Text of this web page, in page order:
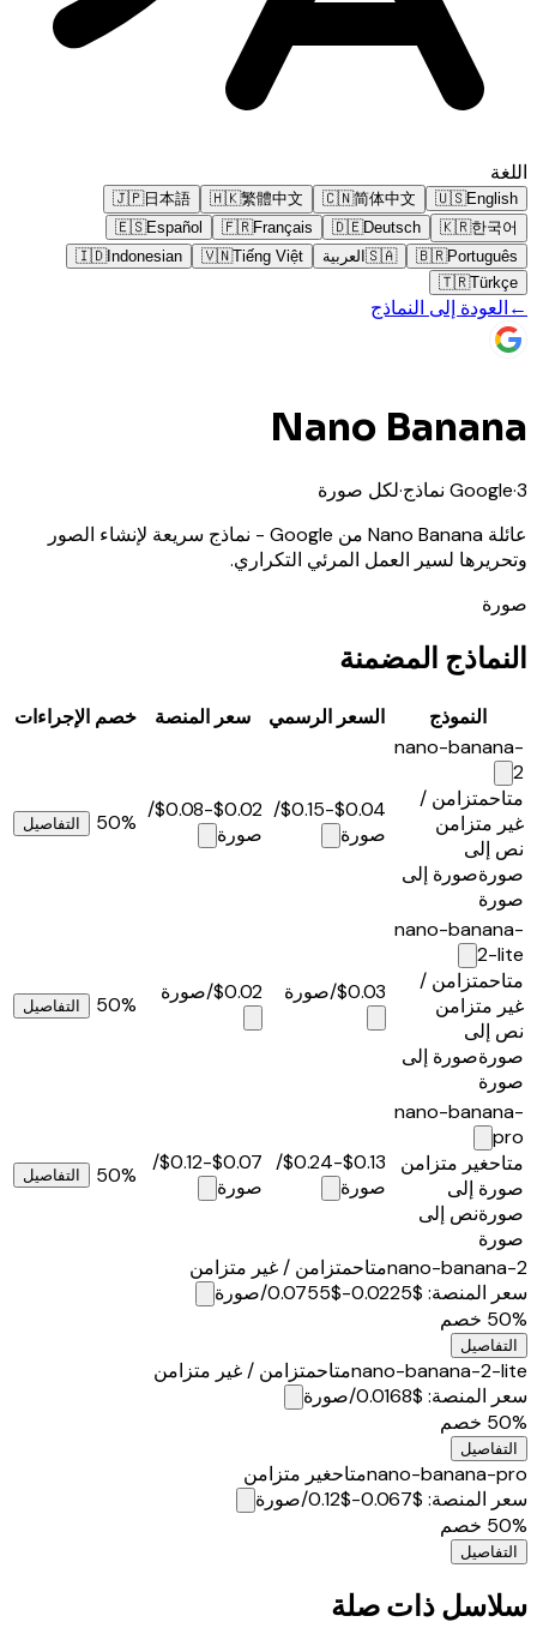
اللغة
🇺🇸English
🇨🇳简体中文
🇭🇰繁體中文
🇯🇵日本語
🇰🇷한국어
🇩🇪Deutsch
🇫🇷Français
🇪🇸Español
🇧🇷Português
🇸🇦 العربية 🇻🇳Tiếng Việt
🇮🇩Indonesian
🇹🇷Türkçe
←العودة إلى النماذج
Nano Banana
Google·3 نماذج·لكل صورة
عائلة Nano Banana من Google - نماذج سريعة لإنشاء الصور
وتحريرها لسير العمل المرئي التكراري.
صورة
النماذج المضمنة
النموذج السعر الرسمي سعر المنصة خصم الإجراءات
nano-banana-
2
متاحمتزامن /
غير متزامن
نص إلى
صورةصورة إلى
صورة
$0.04-$0.15
/
صورة
$0.02-$0.08
/
صورة
50% التفاصيل
nano-banana-
2-lite
متاحمتزامن /
غير متزامن
نص إلى
صورةصورة إلى
صورة
$0.03/صورة $0.02/صورة
50% التفاصيل
nano-banana-
pro
متاحغير متزامن
صورة إلى
صورةنص إلى
صورة
$0.13-$0.24
/
صورة
$0.07-$0.12
/
صورة
50% التفاصيل
nano-banana-2متاحمتزامن / غير متزامن
سعر المنصة:
$0.0225-$0.0755
/صورة
50% خصم
التفاصيل
nano-banana-2-liteمتاحمتزامن / غير متزامن
سعر المنصة:
$0.0168
/صورة
50% خصم
التفاصيل
nano-banana-proمتاحغير متزامن
سعر المنصة:
$0.067-$0.12
/صورة
50% خصم
التفاصيل
سلاسل ذات صلة